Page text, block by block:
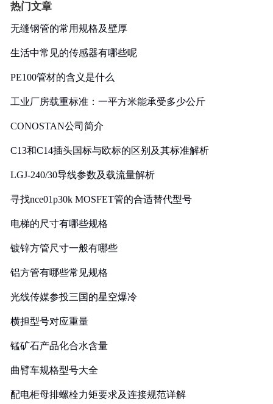
热门文章
无缝钢管的常用规格及壁厚
生活中常见的传感器有哪些呢
PE100管材的含义是什么
工业厂房载重标准：一平方米能承受多少公斤
CONOSTAN公司简介
C13和C14插头国标与欧标的区别及其标准解析
LGJ-240/30导线参数及载流量解析
寻找nce01p30k MOSFET管的合适替代型号
电梯的尺寸有哪些规格
镀锌方管尺寸一般有哪些
铝方管有哪些常见规格
光线传媒参投三国的星空爆冷
横担型号对应重量
锰矿石产品化合水含量
曲臂车规格型号大全
配电柜母排螺栓力矩要求及连接规范详解